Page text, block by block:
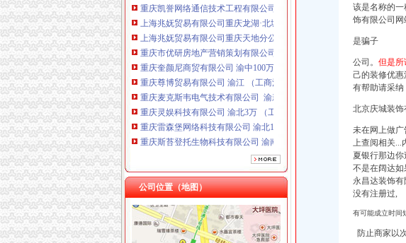
上海兆妩贸易有限公司重庆龙湖·北城天街分公司 （工商注册）
上海兆妩贸易有限公司重庆天地分公司 渝中 （工商注册）
重庆市优研房地产营销策划有限公司
重庆奎颜尼商贸有限公司 渝中100万 （工商注册）
重庆尊博贸易有限公司 渝江 （工商注册）
重庆麦克斯韦电气技术有限公司 渝新 （工商注册）
重庆灵娱科技有限公司 渝北3万 （工商注册）
重庆雷森堡网络科技有限公司 渝北10万 （工商注册）
重庆斯苔登托生物科技有限公司 渝南10万 （工商注册）
重庆恺昶贸易有限公司 渝九 （食品许可证）
重庆凯誉网络通信技术工程有限公司 渝中300万 （工商变更）
上海兆妩贸易有限公司重庆龙湖·北城天街分公司 （工商注册）
上海兆妩贸易有限公司重庆天地分公司 渝中 （工商注册）
公司位置（地图）
该是名称的
饰有限公司网
是骗子
公司。 但是所
己的装修优惠
有帮助请采纳
北京庆城装
未在网上做
上查阅相关...
夏银行那边
不是在阔达
永昌达装饰有
没有注册过,
有可能成立时间
防止商家以